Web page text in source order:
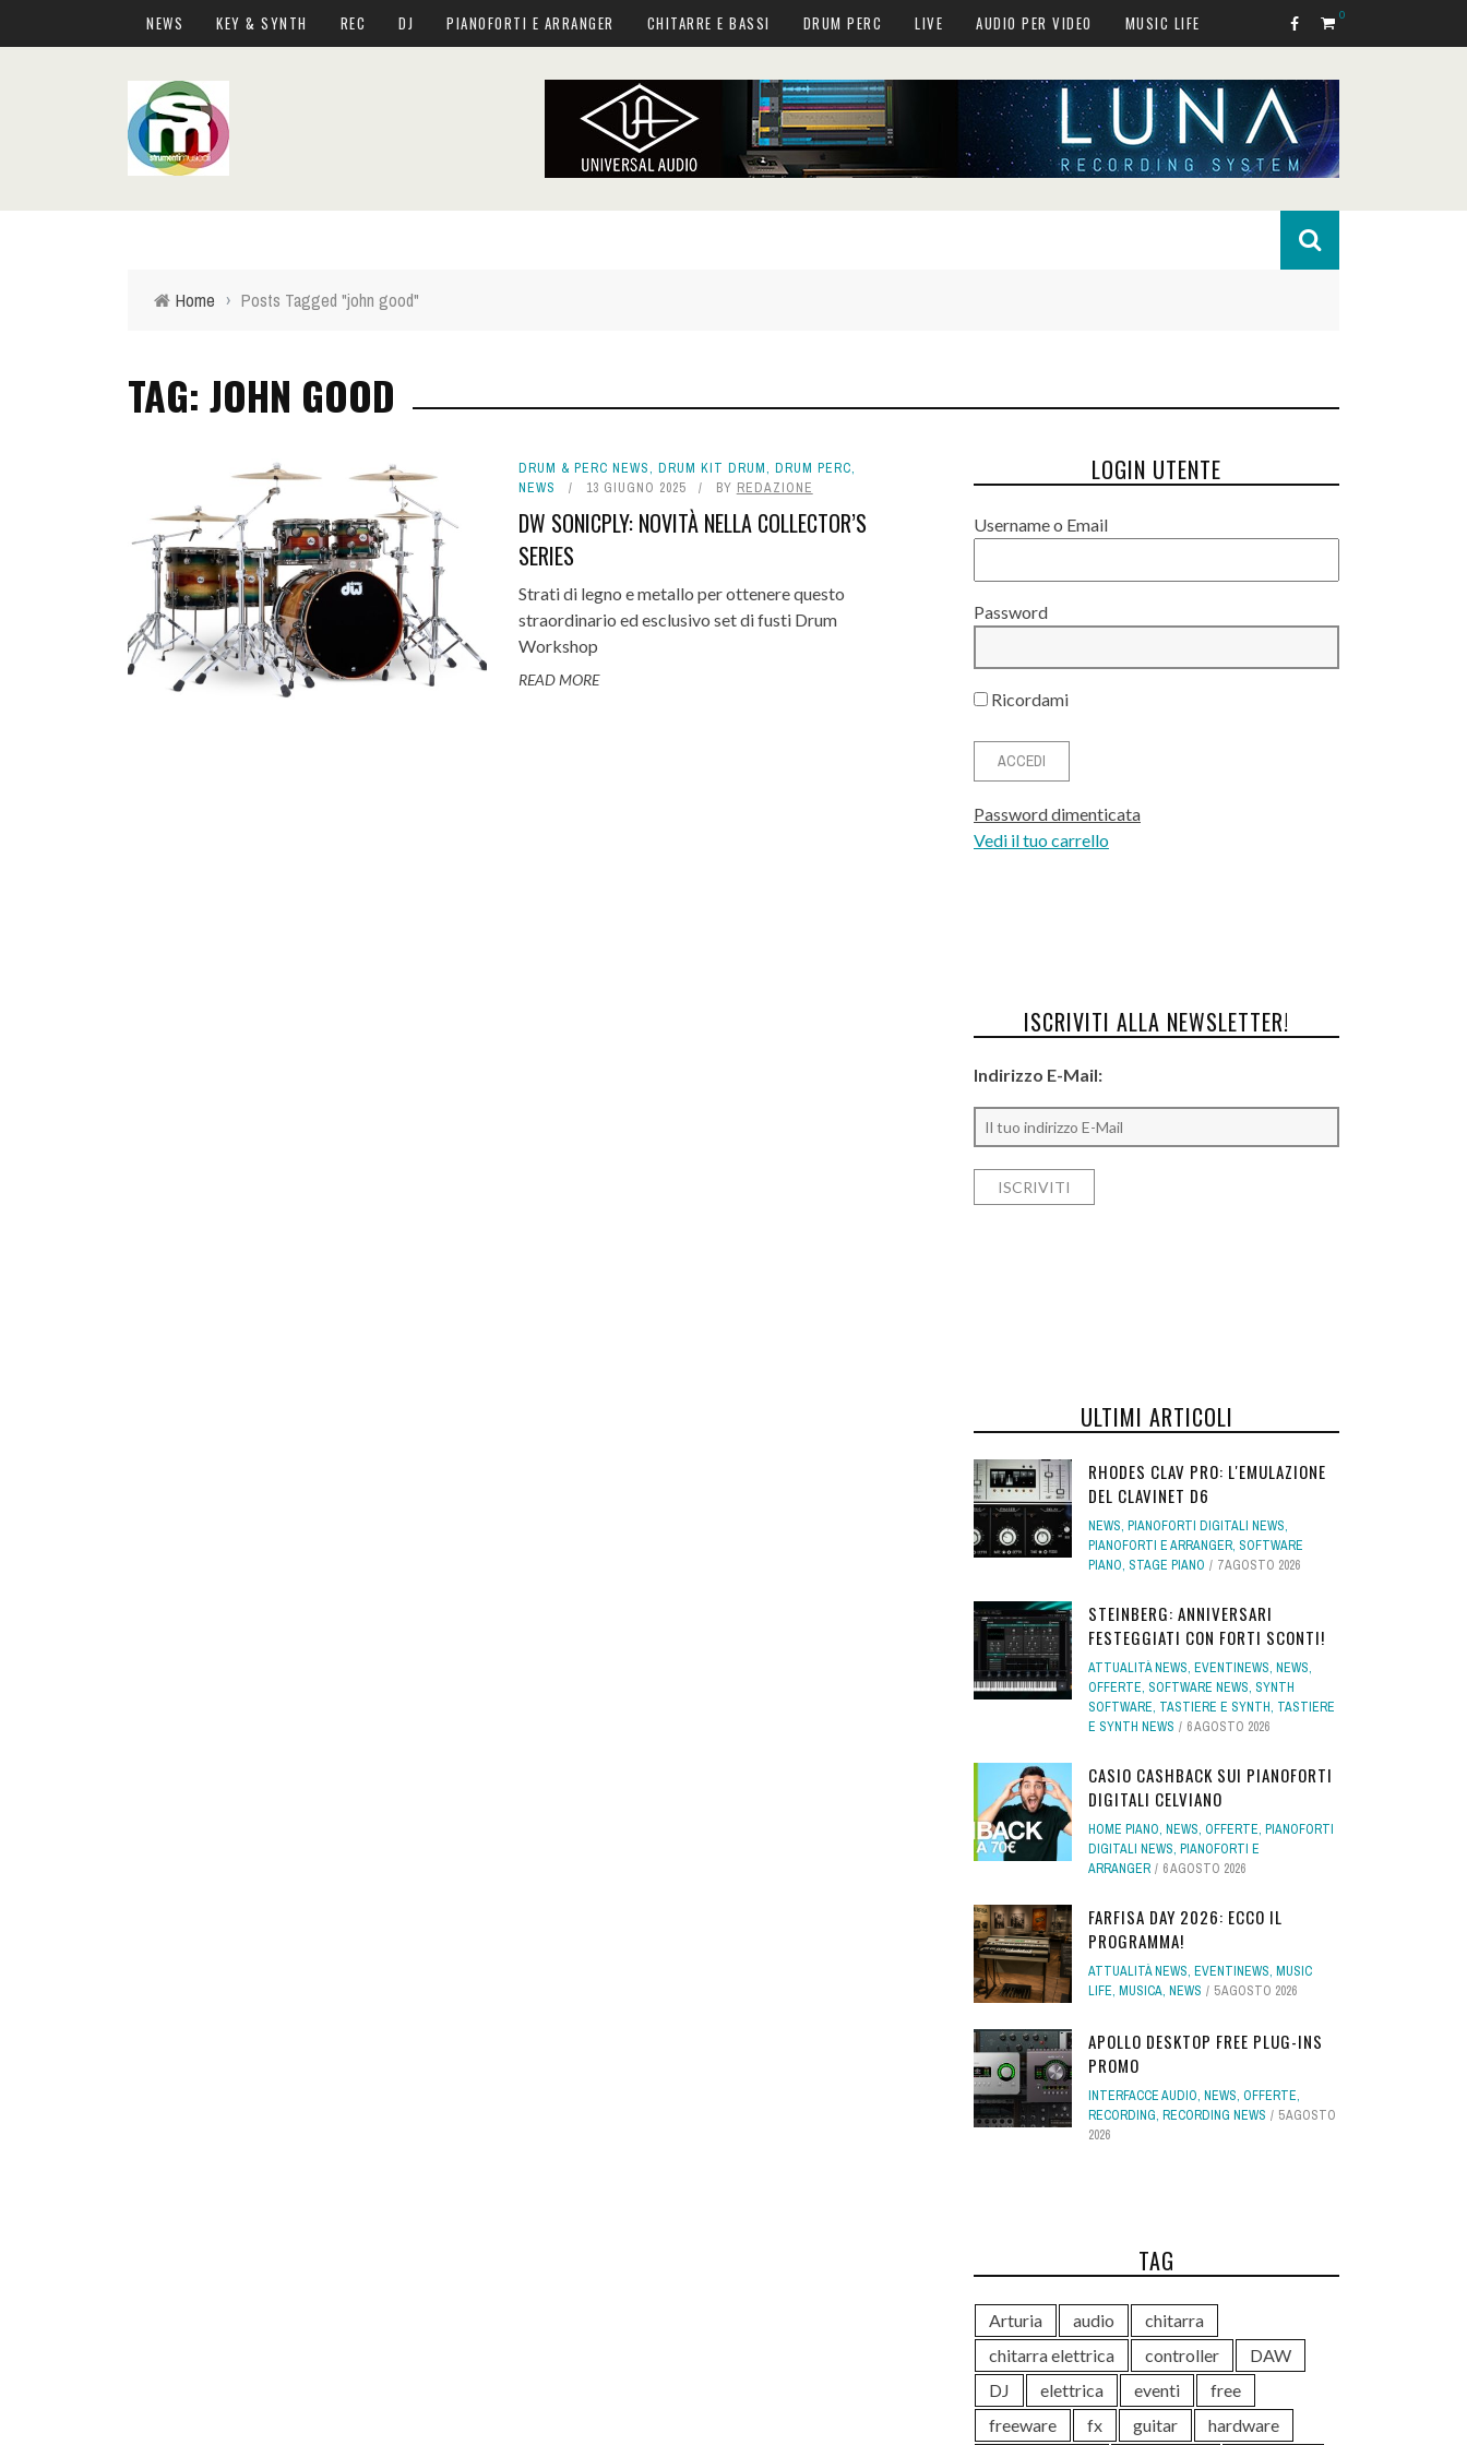
NEWS KEY & SYNTH REC DJ PIANOFORTI E ARRANGER CHITARRE E BASSI DRUM PERC LIVE AUDIO PER VIDEO MUSIC LIFE 0
Home › Posts Tagged "john good"
TAG: JOHN GOOD
DRUM & PERC NEWS, DRUM KIT DRUM, DRUM PERC,
NEWS
13 GIUGNO 2025 BY REDAZIONE
DW SONICPLY: NOVITÀ NELLA COLLECTOR’S
SERIES
Strati di legno e metallo per ottenere questo
straordinario ed esclusivo set di fusti Drum
Workshop
READ MORE
LOGIN UTENTE
Username o Email
Password
Ricordami
Password dimenticata
Vedi il tuo carrello
ISCRIVITI ALLA NEWSLETTER!
Indirizzo E-Mail:
ULTIMI ARTICOLI
RHODES CLAV PRO: L'EMULAZIONE
DEL CLAVINET D6
NEWS, PIANOFORTI DIGITALI NEWS,
PIANOFORTI E ARRANGER, SOFTWARE
PIANO, STAGE PIANO 7 AGOSTO 2026
STEINBERG: ANNIVERSARI
FESTEGGIATI CON FORTI SCONTI!
ATTUALITÀ NEWS, EVENTINEWS, NEWS,
OFFERTE, SOFTWARE NEWS, SYNTH
SOFTWARE, TASTIERE E SYNTH, TASTIERE
E SYNTH NEWS
6 AGOSTO 2026
CASIO CASHBACK SUI PIANOFORTI
DIGITALI CELVIANO
HOME PIANO, NEWS, OFFERTE, PIANOFORTI
DIGITALI NEWS, PIANOFORTI E
ARRANGER
6 AGOSTO 2026
FARFISA DAY 2026: ECCO IL
PROGRAMMA!
ATTUALITÀ NEWS, EVENTINEWS, MUSIC
LIFE, MUSICA, NEWS 5 AGOSTO 2026
APOLLO DESKTOP FREE PLUG-INS
PROMO
INTERFACCE AUDIO, NEWS, OFFERTE,
RECORDING, RECORDING NEWS
5 AGOSTO
2026
TAG
Arturia audio
chitarra
chitarra elettrica
controller
DAW
DJ
elettrica eventi
free
freeware
fx guitar
hardware